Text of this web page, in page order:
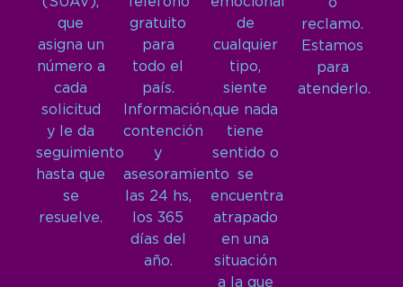
que
asigna un
número a
cada
solicitud
y le da
seguimiento
hasta que
se
resuelve.
gratuito
para
todo el
país.
Información,
contención
y
asesoramiento
las 24 hs,
los 365
días del
año.
de
cualquier
tipo,
siente
que nada
tiene
sentido o
se
encuentra
atrapado
en una
situación
a la que
o
reclamo.
Estamos
para
atenderlo.